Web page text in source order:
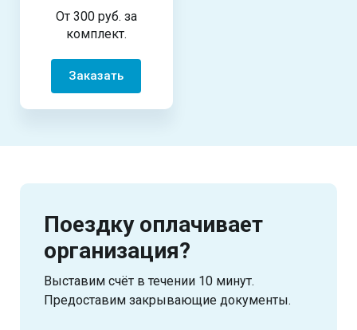
От 300 руб. за
комплект.
Заказать
Поездку оплачивает
организация?
Выставим счёт в течении 10 минут.
Предоставим закрывающие документы.